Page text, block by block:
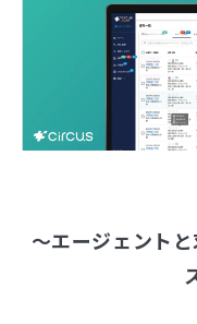
〜エージェント